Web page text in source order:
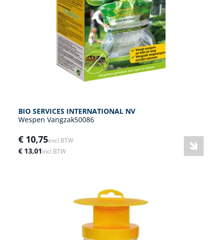
BIO SERVICES INTERNATIONAL NV
Wespen Vangzak50086
€ 10,75excl BTW
€ 13,01incl BTW